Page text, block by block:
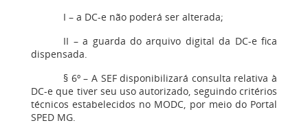
I – a DC-e não poderá ser alterada;
II – a guarda do arquivo digital da DC-e fica
dispensada.
§ 6º – A SEF disponibilizará consulta relativa à
DC-e que tiver seu uso autorizado, seguindo critérios
técnicos estabelecidos no MODC, por meio do Portal
SPED MG.